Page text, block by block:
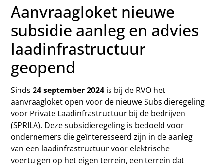
Aanvraagloket nieuwe
subsidie aanleg en advies
laadinfrastructuur
geopend
Sinds24 september 2024 is bij de RVO het
aanvraagloket open voor de nieuwe Subsidieregeling
voor Private Laadinfrastructuur bij de bedrijven
(SPRILA). Deze subsidieregeling is bedoeld voor
ondernemers die geïnteresseerd zijn in de aanleg
van een laadinfrastructuur voor elektrische
voertuigen op het eigen terrein, een terrein dat